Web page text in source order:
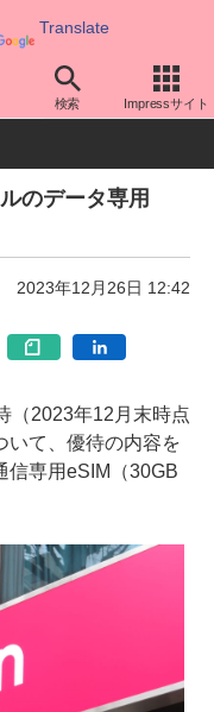
Translate
検索 Impressサイト
他
のデータ専用
2023年12月26日 12:42
（2023年12月末時点
いて、優待の内容を
信専用eSIM（30GB